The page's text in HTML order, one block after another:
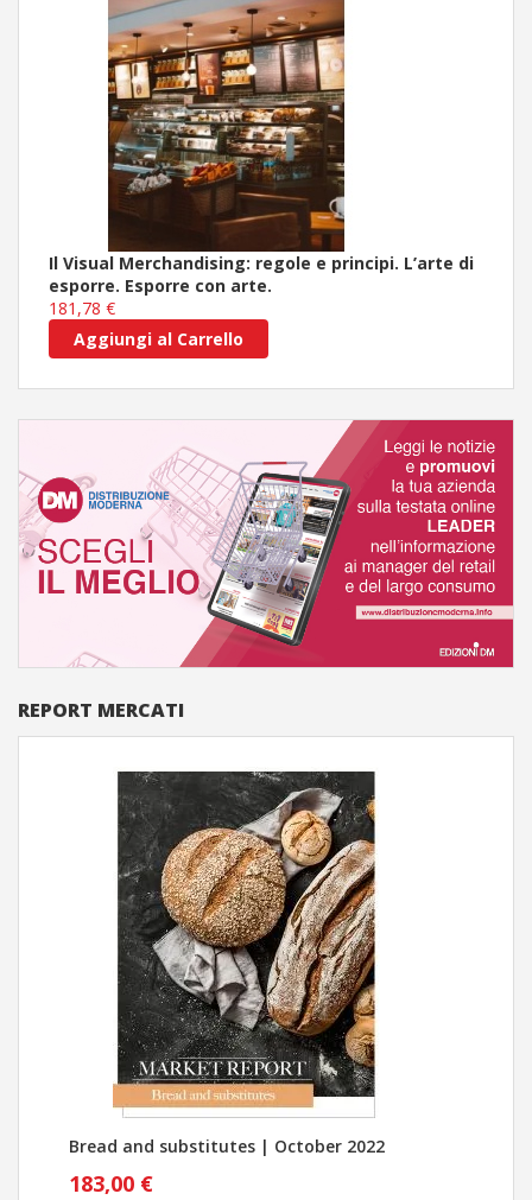
Il Visual Merchandising: regole e principi. L’arte di
esporre. Esporre con arte.
181,78 €
Aggiungi al Carrello
REPORT MERCATI
Bread and substitutes | October 2022
183,00 €